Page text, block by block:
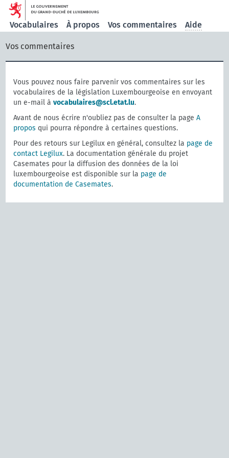
Vocabulaires À propos Vos commentaires Aide
Vos commentaires
Vous pouvez nous faire parvenir vos commentaires sur les
vocabulaires de la législation Luxembourgeoise en envoyant
un e-mail àvocabulaires@scl.etat.lu.
Avant de nous écrire n'oubliez pas de consulter la pageA
propos qui pourra répondre à certaines questions.
Pour des retours sur Legilux en général, consultez la page de
contact Legilux. La documentation générale du projet
Casemates pour la diffusion des données de la loi
luxembourgeoise est disponible sur la page de
documentation de Casemates.